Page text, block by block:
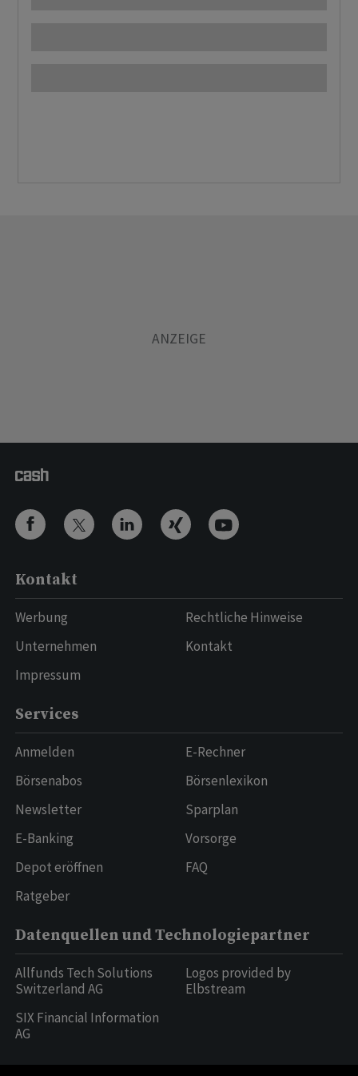
Kontakt
Werbung
Unternehmen
Impressum
Rechtliche Hinweise
Kontakt
Services
Anmelden
Börsenabos
Newsletter
E-Banking
Depot eröffnen
Ratgeber
E-Rechner
Börsenlexikon
Sparplan
Vorsorge
FAQ
Datenquellen und Technologiepartner
Allfunds Tech Solutions
Switzerland AG
SIX Financial Information
AG
Logos provided by
Elbstream